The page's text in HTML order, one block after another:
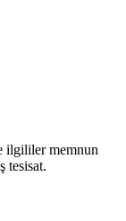
ilgililer memnun
tesisat.